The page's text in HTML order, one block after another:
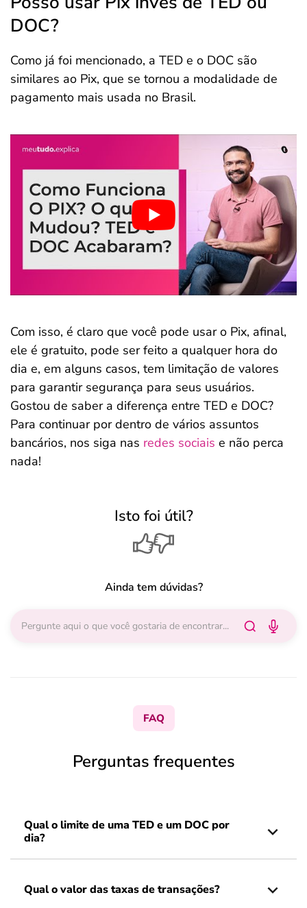
DOC?
Como já foi mencionado, a TED e o DOC são
similares ao Pix, que se tornou a modalidade de
pagamento mais usada no Brasil.
Com isso, é claro que você pode usar o Pix, afinal,
ele é gratuito, pode ser feito a qualquer hora do
dia e, em alguns casos, tem limitação de valores
para garantir segurança para seus usuários.
Gostou de saber a diferença entre TED e DOC?
Para continuar por dentro de vários assuntos
bancários, nos siga nas redes sociais e não perca
nada!
Isto foi útil?
Ainda tem dúvidas?
FAQ
Perguntas frequentes
Qual o limite de uma TED e um DOC por
dia?
Qual o valor das taxas de transações?